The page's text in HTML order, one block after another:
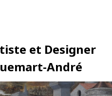
et Designer
André